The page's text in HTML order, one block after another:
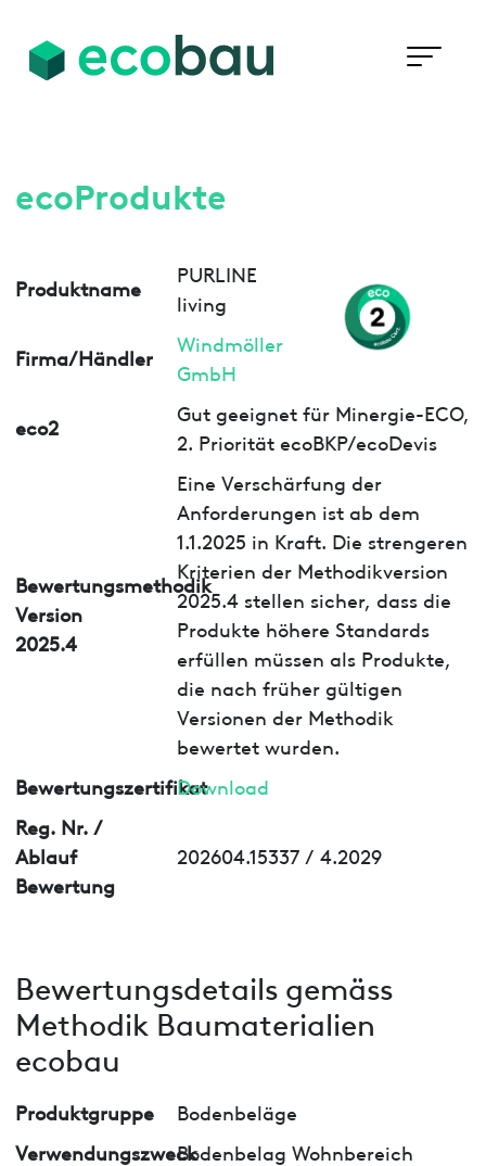
ecoProdukte
Produktname
PURLINE
living
Firma/Händler
Windmöller
GmbH
eco2
Gut geeignet für Minergie-ECO,
2. Priorität ecoBKP/ecoDevis
Bewertungsmethodik
Version
2025.4
Eine Verschärfung der
Anforderungen ist ab dem
1.1.2025 in Kraft. Die strengeren
Kriterien der Methodikversion
2025.4 stellen sicher, dass die
Produkte höhere Standards
erfüllen müssen als Produkte,
die nach früher gültigen
Versionen der Methodik
bewertet wurden.
BewertungszertifikatDownload
Reg. Nr. /
Ablauf
Bewertung
202604.15337 / 4.2029
Bewertungsdetails gemäss
Methodik Baumaterialien
ecobau
Produktgruppe
Bodenbeläge
VerwendungszweckBodenbelag Wohnbereich